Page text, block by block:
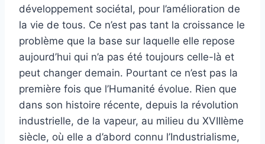
développement sociétal, pour l’amélioration de
la vie de tous. Ce n’est pas tant la croissance le
problème que la base sur laquelle elle repose
aujourd’hui qui n’a pas été toujours celle-là et
peut changer demain. Pourtant ce n’est pas la
première fois que l’Humanité évolue. Rien que
dans son histoire récente, depuis la révolution
industrielle, de la vapeur, au milieu du XVIIIème
siècle, où elle a d’abord connu l’Industrialisme,